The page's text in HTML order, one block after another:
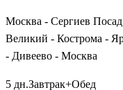
Москва - Сергиев Посад
Великий - Кострома -
- Дивеево - Москва
5 дн.Завтрак+Обед